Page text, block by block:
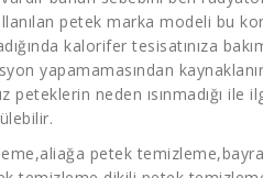
petek marka modeli bu
kalorifer tesisatınıza
yapamamasından
peteklerin neden ısınmadığı
,aliağa petek temizleme